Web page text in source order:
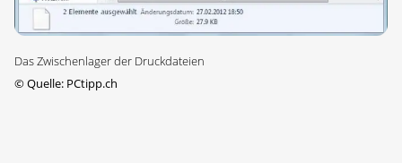
Das Zwischenlager der Druckdateien
©Quelle: PCtipp.ch